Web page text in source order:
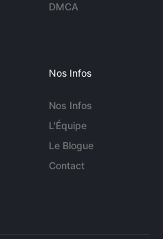
DMCA
Nos Infos
Nos Infos
L'Équipe
Le Blogue
Contact